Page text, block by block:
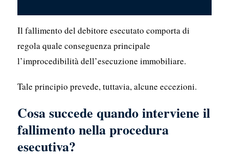
Il fallimento del debitore esecutato comporta di
regola quale conseguenza principale
l’improcedibilità dell’esecuzione immobiliare.
Tale principio prevede, tuttavia, alcune eccezioni.
Cosa succede quando interviene il
fallimento nella procedura
esecutiva?